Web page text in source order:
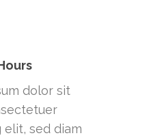
dolor sit
elit, sed diam